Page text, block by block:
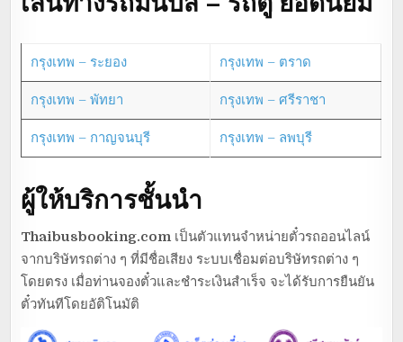
กรุงเทพ – ระยอง กรุงเทพ – ตราด
กรุงเทพ – พัทยา กรุงเทพ – ศรีราชา
กรุงเทพ – กาญจนบุรี กรุงเทพ – ลพบุรี
ผู้ให้บริการชั้นนำ
Thaibusbooking.com เป็นตัวแทนจำหน่ายตั๋วรถออนไลน์
จากบริษัทรถต่าง ๆ ที่มีชื่อเสียง ระบบเชื่อมต่อบริษัทรถต่าง ๆ
โดยตรง เมื่อท่านจองตั๋วและชำระเงินสำเร็จ จะได้รับการยืนยัน
ตั๋วทันทีโดยอัติโนมัติ